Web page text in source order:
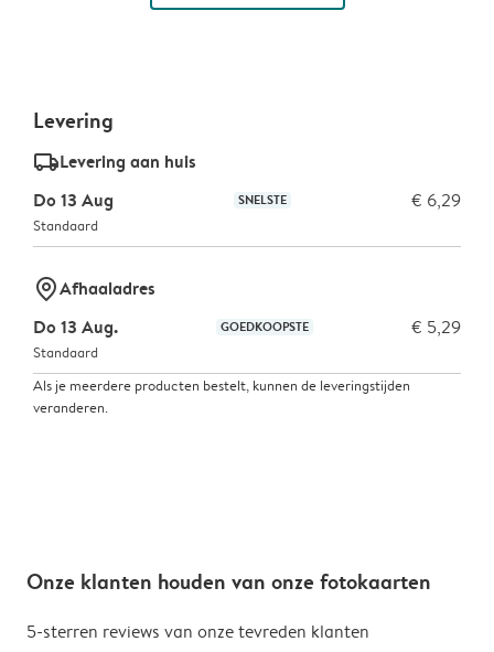
Levering
delivery_standard_v2Levering aan huis
Do 13 Aug
SNELSTE € 6,29
Standaard
marker-pinAfhaaladres
Do 13 Aug.
GOEDKOOPSTE € 5,29
Standaard
Als je meerdere producten bestelt, kunnen de leveringstijden
veranderen.
Onze klanten houden van onze fotokaarten
5-sterren reviews van onze tevreden klanten